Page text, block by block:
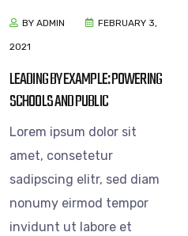
BY ADMIN FEBRUARY 3,
2021
LEADING BY EXAMPLE: POWERING
SCHOOLS AND PUBLIC
Lorem ipsum dolor sit
amet, consetetur
sadipscing elitr, sed diam
nonumy eirmod tempor
invidunt ut labore et